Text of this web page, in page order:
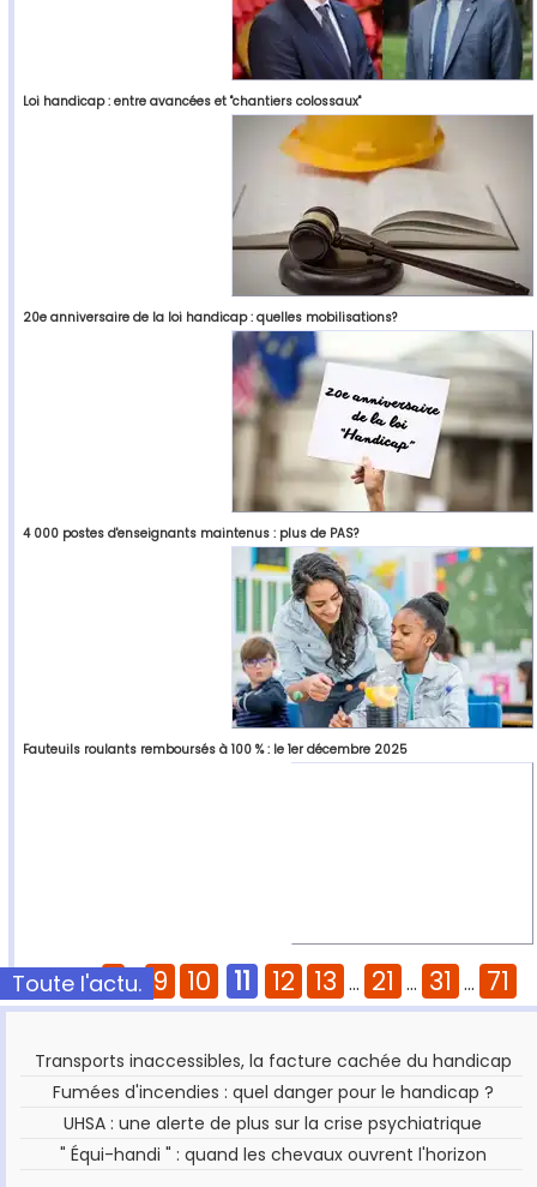
Loi handicap : entre avancées et "chantiers colossaux"
20e anniversaire de la loi handicap : quelles mobilisations?
4 000 postes d'enseignants maintenus : plus de PAS?
Fauteuils roulants remboursés à 100 % : le 1er décembre 2025
Pages : 1 ... 9 10 11 12 13 ... 21 ... 31 ... 71
Toute l'actu.
Transports inaccessibles, la facture cachée du handicap
Fumées d'incendies : quel danger pour le handicap ?
UHSA : une alerte de plus sur la crise psychiatrique
" Équi-handi " : quand les chevaux ouvrent l'horizon